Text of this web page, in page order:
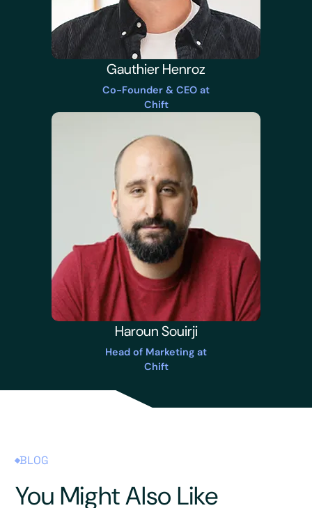
Gauthier Henroz
Co-Founder & CEO at
Chift
Haroun Souirji
Head of Marketing at
Chift
BLOG
You Might Also Like